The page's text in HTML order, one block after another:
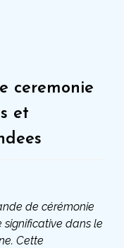
ceremonie
et
de cérémonie
dans le
Cette